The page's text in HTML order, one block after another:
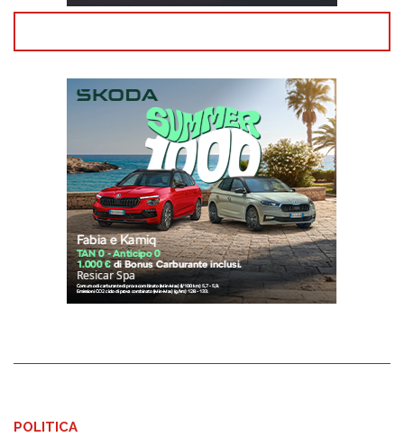
POLITICA